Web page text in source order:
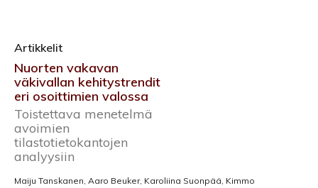
Artikkelit
Nuorten vakavan
väkivallan kehitystrendit
eri osoittimien valossa
Toistettava menetelmä
avoimien
tilastotietokantojen
analyysiin
Maiju Tanskanen, Aaro Beuker, Karoliina Suonpää, Kimmo